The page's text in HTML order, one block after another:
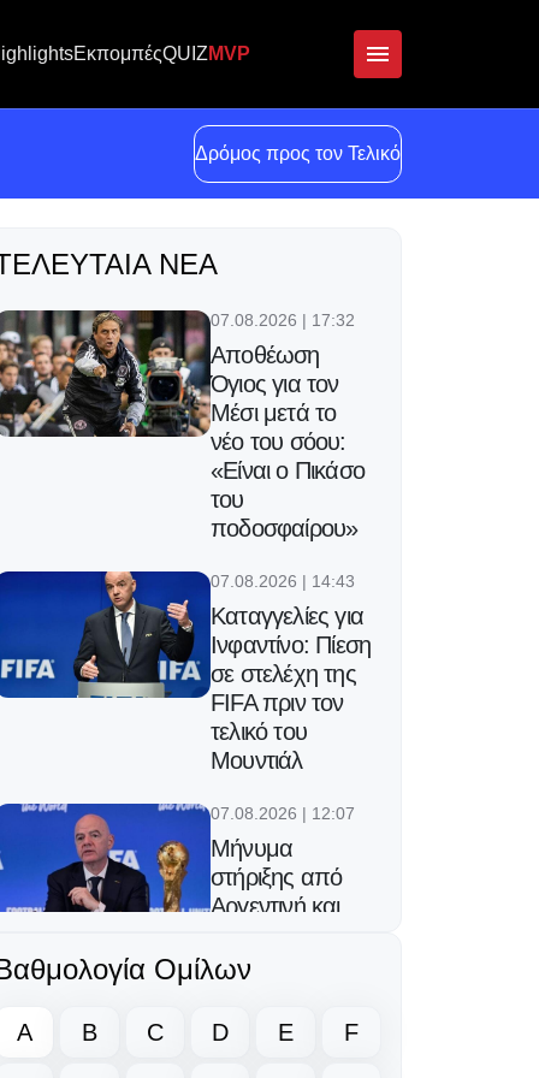
ΕκπομπέςQUIZ MVP
Δρόμος προς τον Τελικό
ΝΈΑ
07.08.2026 | 17:32
Αποθέωση
Όγιος για τον
Μέσι μετά το
νέο του σόου:
«Είναι ο Πικάσο
του
ποδοσφαίρου»
07.08.2026 | 14:43
Καταγγελίες για
Ινφαντίνο: Πίεση
σε στελέχη της
FIFA πριν τον
τελικό του
Μουντιάλ
07.08.2026 | 12:07
Μήνυμα
στήριξης από
Αργεντινή και
Ινφαντίνο
Ομίλων
A B C D E F